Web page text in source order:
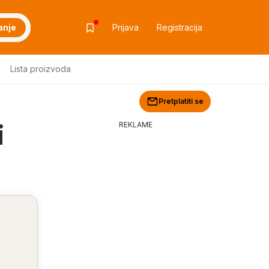
Prijava Registracija
Lista proizvoda
Pretplatiti se
REKLAME